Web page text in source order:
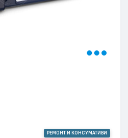
РЕМОНТ И КОНСУМАТИВИ